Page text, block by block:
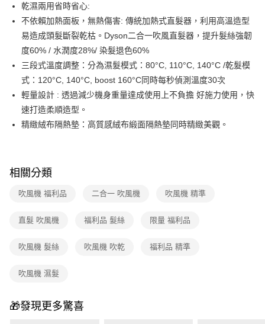
台灣樂天信用卡公司
玉山商業銀行
台新國際商業銀行
中國信託商業銀行
ATM付款
運送方式
宅配
每筆NT$100，滿NT$999(含以上)免運費
付款後門市自取
免運費
乾濕兩用省時省心:
不依賴加熱面板，無熱傷害: 傳統加熱式直髮器，利用高溫造型
易造成頭髮斷裂乾枯。Dyson二合一吹風直髮器，提升髮絲強韌
度60% / 水潤度28%/ 染髮退色60%
三段式溫度調整：分為濕髮模式：80°C, 110°C, 140°C /乾髮模
式：120°C, 140°C, boost 160°C同時每秒偵測溫度30次
輕量設計 : 透過減少機身重量達成使用上不負擔 好施力使用，快
速打造柔順造型。
精緻絨布隔熱墊：高質感絨布緞面隔熱墊同時精緻美觀。
相關分類
吹風機 福利品 二合一 吹風機 吹風機 精準
直髮 吹風機 福利品 髮絲 限量 福利品
吹風機 髮絲 吹風機 吹乾 福利品 精準
吹風機 濕髮
🎁發現更多驚喜